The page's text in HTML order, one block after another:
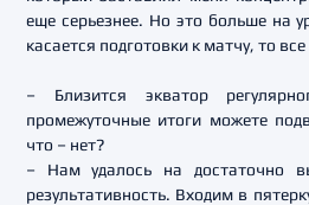
еще серьезнее. Но это больше на
касается подготовки к матчу, то
– Близится экватор
промежуточные итоги можете
что – нет?
– Нам удалось на достаточно
результативность. Входим в